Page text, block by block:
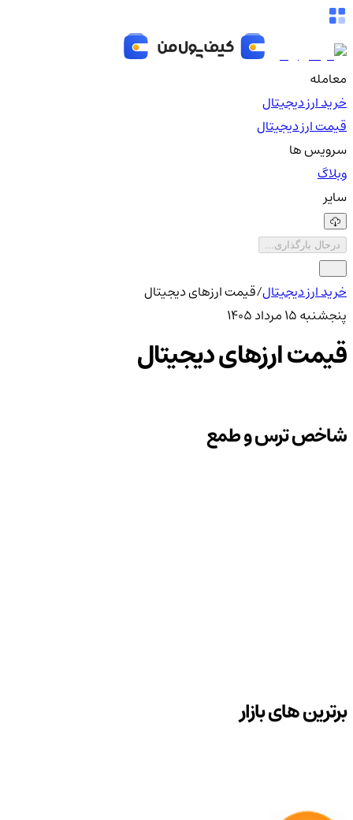
معامله
خرید ارز دیجیتال
قیمت ارز دیجیتال
سرویس ها
وبلاگ
سایر
درحال بارگذاری...
خرید ارز دیجیتال/قیمت ارزهای دیجیتال
پنجشنبه ۱۵ مرداد ۱۴۰۵
قیمت ارزهای دیجیتال
شاخص ترس و طمع
برترین های بازار